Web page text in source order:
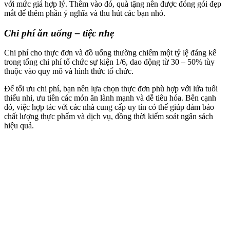
với mức giá hợp lý. Thêm vào đó, quà tặng nên được đóng gói đẹp
mắt để thêm phần ý nghĩa và thu hút các bạn nhỏ.
Chi phí ăn uống – tiệc nhẹ
Chi phí cho thực đơn và đồ uống thường chiếm một tỷ lệ đáng kể
trong tổng chi phí tổ chức sự kiện 1/6, dao động từ 30 – 50% tùy
thuộc vào quy mô và hình thức tổ chức.
Để tối ưu chi phí, bạn nên lựa chọn thực đơn phù hợp với lứa tuổi
thiếu nhi, ưu tiên các món ăn lành mạnh và dễ tiêu hóa. Bên cạnh
đó, việc hợp tác với các nhà cung cấp uy tín có thể giúp đảm bảo
chất lượng thực phẩm và dịch vụ, đồng thời kiểm soát ngân sách
hiệu quả.